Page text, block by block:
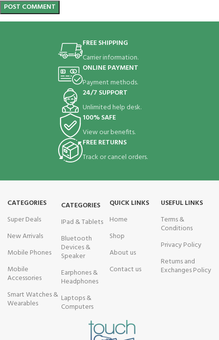
FREE SHIPPING
Carrier information.
ONLINE PAYMENT
Payment methods.
24/7 SUPPORT
Unlimited help desk.
100% SAFE
View our benefits.
FREE RETURNS
Track or cancel orders.
CATEGORIES
Super Deals
New Arrivals
Mobile Phones
Mobile
Accessories
Smart Watches &
Wearables
CATEGORIES
IPad & Tablets
Bluetooth
Devices &
Speaker
Earphones &
Headphones
Laptops &
Computers
QUICK LINKS
Home
Shop
About us
Contact us
USEFUL LINKS
Terms &
Conditions
Privacy Policy
Returns and
Exchanges Policy